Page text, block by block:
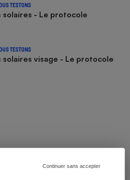
Continuer sans accepter
TESTONS
solaires - Le protocole
TESTONS
solaires visage - Le protocole